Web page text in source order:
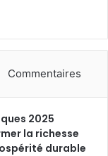
Commentaires
2025
la richesse
durable